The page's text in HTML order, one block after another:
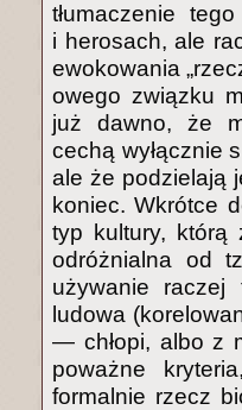
tłumaczenie
i herosach, ale
ewokowania
owego związku
już dawno, że
cechą wyłącznie
ale że podzielają
koniec. Wkrótce
typ kultury, którą
odróżnialna od
używanie raczej
ludowa
— chłopi, albo z
poważne
formalnie rzecz